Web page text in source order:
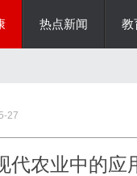
热点新闻 教
27
代农业中的应